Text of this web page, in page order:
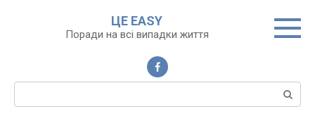
ЦЕ EASY
Поради на всі випадки життя
Пошук: